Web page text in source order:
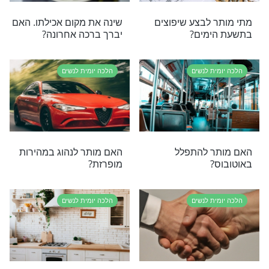
לנשים
על כל פרי
הלכה יומית לנשים
האם מותר לשתות מכוסו של
חברו?
לנשים הלכה יומית לנשים